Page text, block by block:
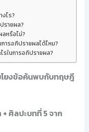
ไร?
รายผล?
ลหรือไม่?
ารอภิปรายผลได้ไหม?
รในการอภิปรายผล?
โยงข้อค้นพบกับทฤษฎี
ศิลปะบทที่ 5 จาก